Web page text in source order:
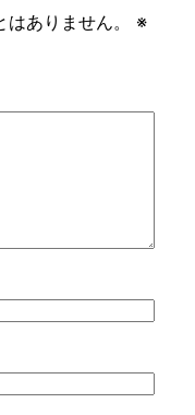
ありません。
※